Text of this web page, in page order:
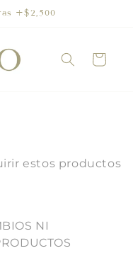
+$2,500
Carrito
estos productos
NI